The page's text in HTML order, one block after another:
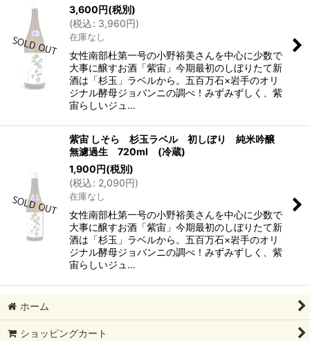
3,600円(税別)
(税込: 3,960円)
在庫なし
女性南部杜第一号の小野裕美さんを中心に少数で
大事に醸すお酒「紫宙」今期最初のしぼりたて新
酒は「杉玉」ラベルから。五百万石×岩手のオリ
ジナル酵母ジョバンニの調べ！みずみずしく、紫
宙らしいジュ…
紫宙 しそら 杉玉ラベル 初しぼり 純米吟醸
無濾過生 720ml (冷蔵)
1,900円(税別)
(税込: 2,090円)
在庫なし
女性南部杜第一号の小野裕美さんを中心に少数で
大事に醸すお酒「紫宙」今期最初のしぼりたて新
酒は「杉玉」ラベルから。五百万石×岩手のオリ
ジナル酵母ジョバンニの調べ！みずみずしく、紫
宙らしいジュ…
ホーム
ショッピングカート